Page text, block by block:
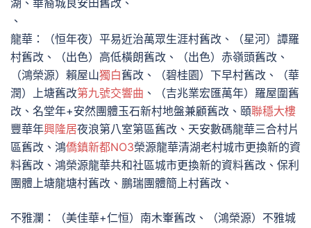
湖、華裔城良安田舊改、
、
龍華：（恒年夜）平易近治萬眾生涯村舊改、（星河）譚羅
村舊改、（出色）高低橫朗舊改、（出色）赤嶺頭舊改、
（鴻榮源）賴屋山獨白舊改、（碧桂園）下早村舊改、（華
潤）上塘舊改第九號交響曲 、（吉兆業宏匯萬年）羅屋圍舊
改、名堂年+安然團體玉石新村地盤兼顧舊改、頤聯穩大樓
豐華年興隆居夜浪第八室第區舊改、天安數碼龍華三合村片
區舊改、鴻僑鎮新都NO3榮源龍華清湖老村城市更換新的資
料舊改、鴻榮源龍華共和社區城市更換新的資料舊改、保利
團體上塘龍塘村舊改、鵬瑞團體簡上村舊改、
不雅瀾：（美佳華+仁恒）南木輋舊改、（鴻榮源）不雅城